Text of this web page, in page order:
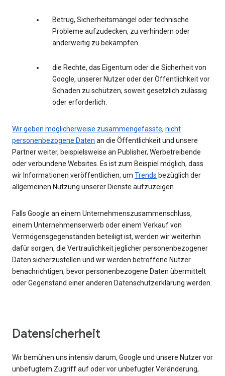
Betrug, Sicherheitsmängel oder technische
Probleme aufzudecken, zu verhindern oder
anderweitig zu bekämpfen.
die Rechte, das Eigentum oder die Sicherheit von
Google, unserer Nutzer oder der Öffentlichkeit vor
Schaden zu schützen, soweit gesetzlich zulässig
oder erforderlich.
Wir geben möglicherweise zusammengefasste, nicht
personenbezogene Daten an die Öffentlichkeit und unsere
Partner weiter, beispielsweise an Publisher, Werbetreibende
oder verbundene Websites. Es ist zum Beispiel möglich, dass
wir Informationen veröffentlichen, um Trends bezüglich der
allgemeinen Nutzung unserer Dienste aufzuzeigen.
Falls Google an einem Unternehmenszusammenschluss,
einem Unternehmenserwerb oder einem Verkauf von
Vermögensgegenständen beteiligt ist, werden wir weiterhin
dafür sorgen, die Vertraulichkeit jeglicher personenbezogener
Daten sicherzustellen und wir werden betroffene Nutzer
benachrichtigen, bevor personenbezogene Daten übermittelt
oder Gegenstand einer anderen Datenschutzerklärung werden.
Datensicherheit
Wir bemühen uns intensiv darum, Google und unsere Nutzer vor
unbefugtem Zugriff auf oder vor unbefugter Veränderung,